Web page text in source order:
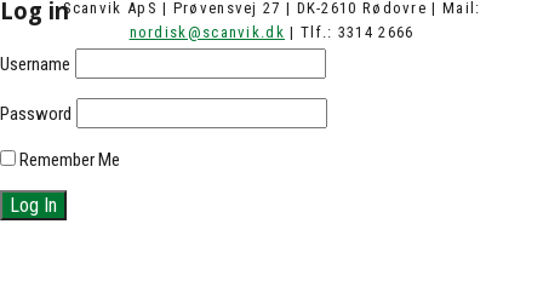
Scanvik ApS | Prøvensvej 27 | DK-2610 Rødovre | Mail:
nordisk@scanvik.dk | Tlf.: 3314 2666
Log in
Username
Password
Remember Me